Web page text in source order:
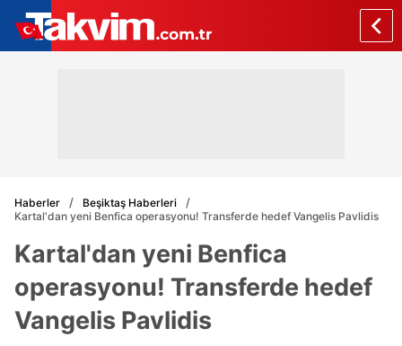
Haberler
Beşiktaş Haberleri
Kartal'dan yeni Benfica operasyonu! Transferde hedef Vangelis Pavlidis
Kartal'dan yeni Benfica
operasyonu! Transferde hedef
Vangelis Pavlidis